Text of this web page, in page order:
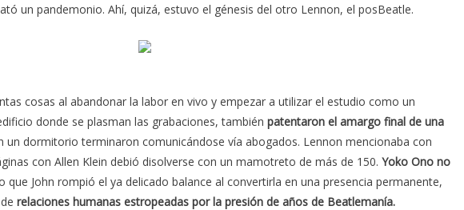
un pandemonio. Ahí, quizá, estuvo el génesis del otro Lennon, el posBeatle.
cosas al abandonar la labor en vivo y empezar a utilizar el estudio como un
donde se plasman las grabaciones, también patentaron el amargo final de una
un dormitorio terminaron comunicándose vía abogados. Lennon mencionaba con
con Allen Klein debió disolverse con un mamotreto de más de 150. Yoko Ono no
que John rompió el ya delicado balance al convertirla en una presencia permanente,
relaciones humanas estropeadas por la presión de años de Beatlemanía.